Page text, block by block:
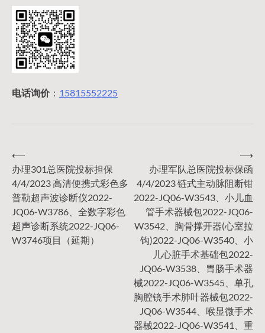
电话询价： 15815552225
文
章
导
⟵
办理301总医院投标担保
4/4/2023 高清便携式彩色多
普勒超声波诊断仪2022-
JQ06-W3786、全数字彩色
超声诊断系统2022-JQ06-
W3746项目（延期）
办理军队总医院投标保函
4/4/2023 链式主动脉阻断钳
2022-JQ06-W3543、小儿血
管手术器械包2022-JQ06-
W3542、胸骨撑开器(心室拉
钩)2022-JQ06-W3540、小
儿心脏手术基础包2022-
JQ06-W3538、胃肠手术器
械2022-JQ06-W3545、单孔
胸腔镜手术肺叶器械包2022-
JQ06-W3544、喉显微手术
器械2022-JQ06-W3541、重
⟶